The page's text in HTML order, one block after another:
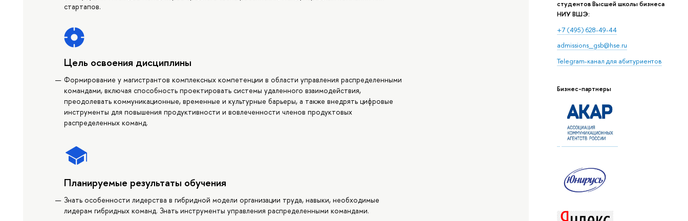
студентов Высшей школы бизнеса
НИУ ВШЭ:
+7 (495) 628-49-44
admissions_gsb@hse.ru
Telegram-канал для абитуриентов
Бизнес-партнеры
стартапов.
Цель освоения дисциплины
Формирование у магистрантов комплексных компетенции в области управления распределенными
командами, включая способность проектировать системы удаленного взаимодействия,
преодолевать коммуникационные, временные и культурные барьеры, а также внедрять цифровые
инструменты для повышения продуктивности и вовлеченности членов продуктовых
распределенных команд.
Планируемые результаты обучения
Знать особенности лидерства в гибридной модели организации труда, навыки, необходимые
лидерам гибридных команд. Знать инструменты управления распределенными командами.